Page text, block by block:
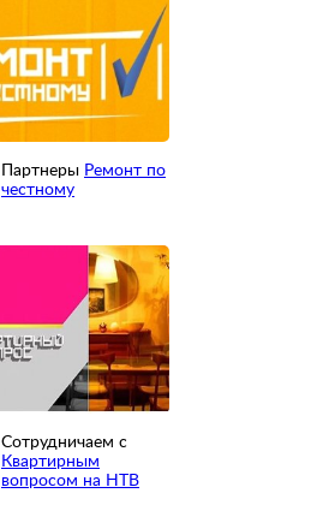
Партнеры Ремонт по
честному
Сотрудничаем с
Квартирным
вопросом на НТВ